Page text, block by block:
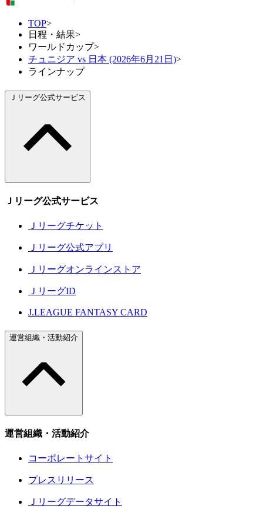
TOP>
日程・結果>
ワールドカップ>
チュニジア vs 日本 (2026年6月21日)>
ラインナップ
Ｊリーグ公式サービス
Ｊリーグ公式サービス
Ｊリーグチケット
Ｊリーグ公式アプリ
Ｊリーグオンラインストア
ＪリーグID
J.LEAGUE FANTASY CARD
運営組織・活動紹介
運営組織・活動紹介
コーポレートサイト
プレスリリース
Ｊリーグデータサイト